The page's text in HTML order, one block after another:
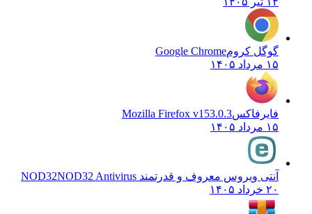
گوگل کرومGoogle Chrome
۱۵ مرداد ۱۴۰۵
فایرفاکسMozilla Firefox v153.0.3
۱۵ مرداد ۱۴۰۵
آنتی ویروس معروف و قدرتمند NOD32 NOD32 Antivirus
۲۰ خرداد ۱۴۰۵